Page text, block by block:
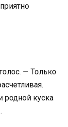
— Только
куска